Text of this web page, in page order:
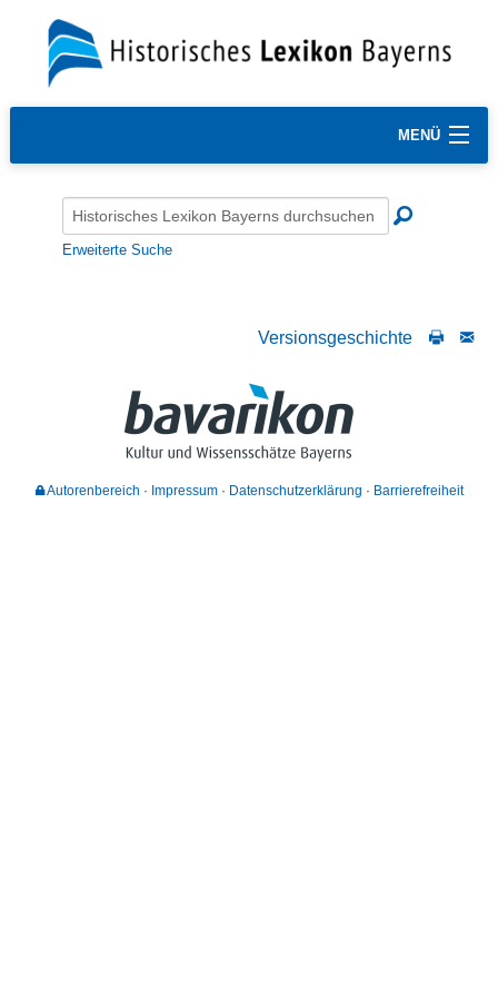
MENÜ
Erweiterte Suche
Versionsgeschichte
Autorenbereich Impressum Datenschutzerklärung Barrierefreiheit